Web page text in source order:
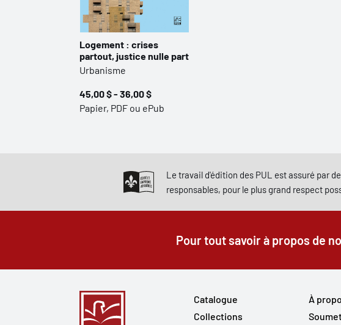
Logement : crises
partout, justice nulle part
Urbanisme
45,00 $ - 36,00 $
Papier, PDF ou ePub
Le travail d'édition des PUL est assuré par
responsables, pour le plus grand respect
Pour tout savoir à propos de
Catalogue
Collections
À